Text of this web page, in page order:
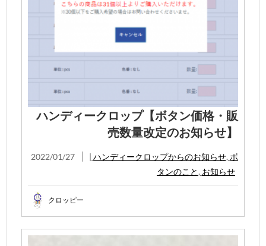
ハンディークロップ【ボタン価格・販
売数量改定のお知らせ】
2022/01/27 | ハンディークロップからのお知らせ, ボ
タンのこと , お知らせ
クロッピー